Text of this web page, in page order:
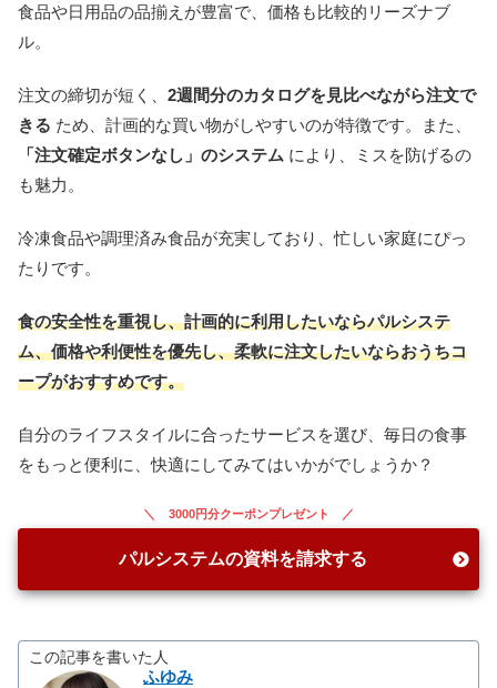
食品や日用品の品揃えが豊富で、価格も比較的リーズナブ
ル。
注文の締切が短く、 2週間分のカタログを見比べながら注文で
きる ため、計画的な買い物がしやすいのが特徴です。また、
「注文確定ボタンなし」のシステム により、ミスを防げるの
も魅力。
冷凍食品や調理済み食品が充実しており、忙しい家庭にぴっ
たりです。
食の安全性を重視し、計画的に利用したいならパルシステ
ム、価格や利便性を優先し、柔軟に注文したいならおうちコ
ープがおすすめです。
自分のライフスタイルに合ったサービスを選び、毎日の食事
をもっと便利に、快適にしてみてはいかがでしょうか？
3000円分クーポンプレゼント
パルシステムの資料を請求する
この記事を書いた人
ふゆみ